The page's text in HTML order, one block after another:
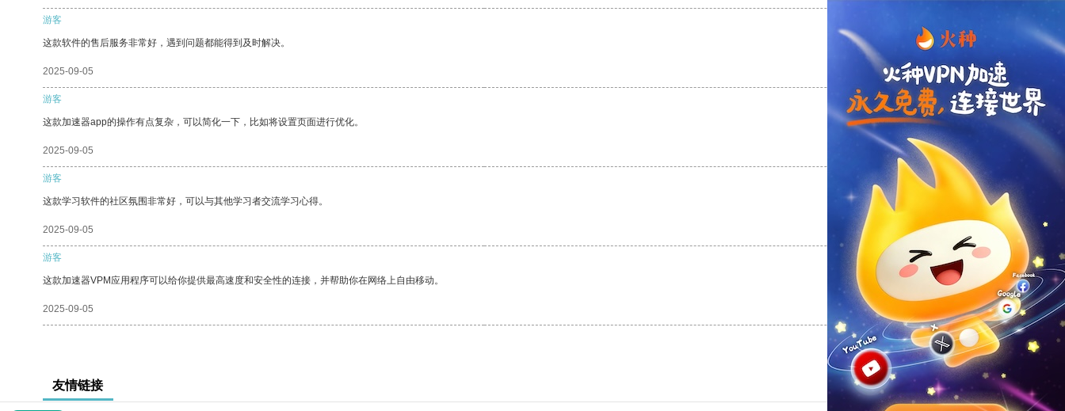
游客
这款软件的售后服务非常好，遇到问题都能得到及时解决。
2025-09-05 支持[0] 反对
游客
这款加速器app的操作有点复杂，可以简化一下，比如将设置页面进行优化。
2025-09-05 支持
游客
这款学习软件的社区氛围非常好，可以与其他学习者交流学习心得。
2025-09-05 反对 [0]
游客
这款加速器VPM应用程序可以给你提供最高速度和安全性的连接，并帮助你在网络上自由移动。
2025-09-05 支持[0] 反对[0]
友情链接